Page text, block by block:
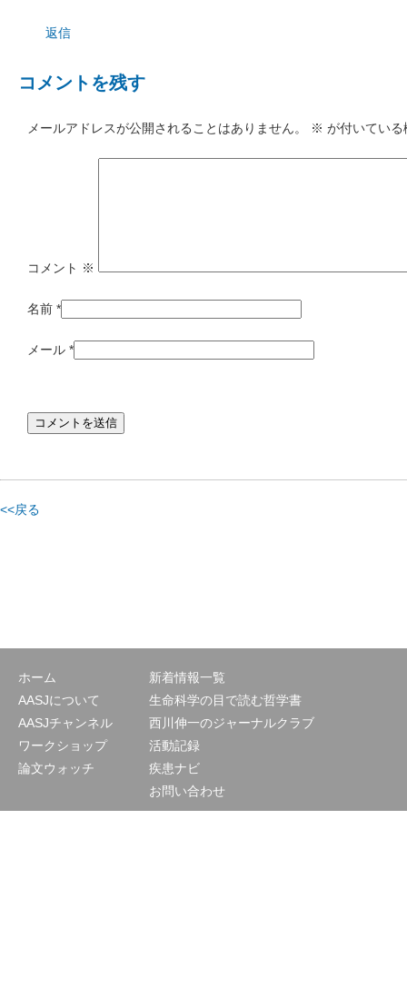
返信
コメントを残す
メールアドレスが公開されることはありません。 ※ が付いてい
コメント ※
名前 *
メール *
<<戻る
ホーム
AASJについて
AASJチャンネル
ワークショップ
論文ウォッチ
新着情報一覧
生命科学の目で読む哲学書
西川伸一のジャーナルクラブ
活動記録
疾患ナビ
お問い合わせ